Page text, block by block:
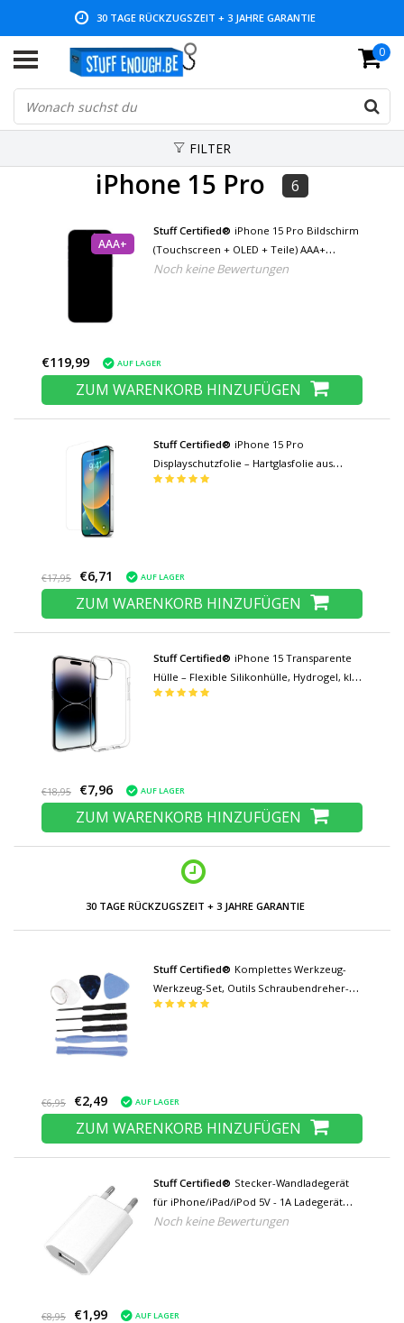
30 TAGE RÜCKZUGSZEIT + 3 JAHRE GARANTIE
NIEDRIGE PREISE UND GROSSE AUSWAHL 0
FILTER
iPhone 15 Pro 6
AAA+
Stuff Certified® iPhone 15 Pro Bildschirm
(Touchscreen + OLED + Teile) AAA+
Qualität - Schwarz
Noch keine Bewertungen
€119,99 AUF LAGER
ZUM WARENKORB HINZUFÜGEN
Stuff Certified® iPhone 15 Pro
Displayschutzfolie – Hartglasfolie aus
gehärtetem Glas
€17,95 €6,71 AUF LAGER
ZUM WARENKORB HINZUFÜGEN
Stuff Certified® iPhone 15 Transparente
Hülle – Flexible Silikonhülle, Hydrogel, klar
- Copy
€18,95 €7,96 AUF LAGER
ZUM WARENKORB HINZUFÜGEN
30 TAGE RÜCKZUGSZEIT + 3 JAHRE GARANTIE
Stuff Certified® Komplettes Werkzeug-
Werkzeug-Set, Outils Schraubendreher-
Schraubendreher-Set – für Apple iPhone
€6,95 €2,49 AUF LAGER
ZUM WARENKORB HINZUFÜGEN
Stuff Certified® Stecker-Wandladegerät
für iPhone/iPad/iPod 5V - 1A Ladegerät
USB AC Home Weiß
Noch keine Bewertungen
€8,95 €1,99 AUF LAGER